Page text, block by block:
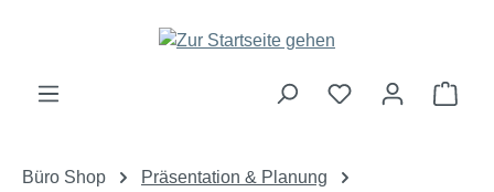
Zum Hauptinhalt springen
Büro Shop
Präsentation & Planung